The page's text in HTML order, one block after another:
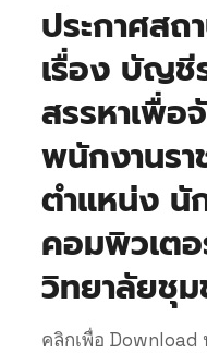
ประกาศส
เรื่อง บัญชี
สรรหาเพื่อ
พนักงานรา
ตำแหน่ง นั
คอมพิวเต
วิทยาลัยชุ
คลิกเพื่อ Download